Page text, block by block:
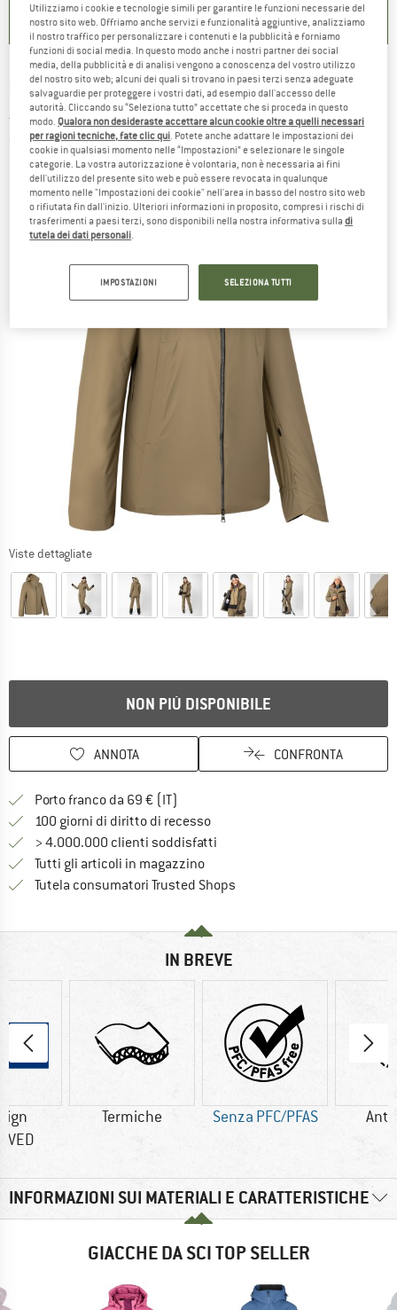
LAMUNT -Women's Tiziana 2L WP Remoca
Jacket - Giacca da sci
(0)
Viste dettagliate
NON PIÙ DISPONIBILE
ANNOTA CONFRONTA
Porto franco da 69 € (IT)
100 giorni di diritto di recessoVai alla politica di recesso qui
> 4.000.000 clienti soddisfatti
Tutti gli articoli in magazzino
Tutela consumatori Trusted Shops
IN BREVE
Termiche Senza PFC/PFAS
INFORMAZIONI SUI MATERIALI E CARATTERISTICHE
GIACCHE DA SCI TOP SELLER
Utilizziamo i cookie e tecnologie simili per garantire le funzioni necessarie del
nostro sito web. Offriamo anche servizi e funzionalità aggiuntive, analizziamo
il nostro traffico per personalizzare i contenuti e la pubblicità e forniamo
funzioni di social media. In questo modo anche i nostri partner dei social
media, della pubblicità e di analisi vengono a conoscenza del vostro utilizzo
del nostro sito web; alcuni dei quali si trovano in paesi terzi senza adeguate
salvaguardie per proteggere i vostri dati, ad esempio dall'accesso delle
autorità. Cliccando su “Seleziona tutto” accettate che si proceda in questo
modo. Qualora non desideraste accettare alcun cookie oltre a quelli necessari
per ragioni tecniche, fate clic qui. Potete anche adattare le impostazioni dei
cookie in qualsiasi momento nelle “Impostazioni” e selezionare le singole
categorie. La vostra autorizzazione è volontaria, non è necessaria ai fini
dell'utilizzo del presente sito web e può essere revocata in qualunque
momento nelle "Impostazioni dei cookie" nell'area in basso del nostro sito web
o rifiutata fin dall'inizio. Ulteriori informazioni in proposito, compresi i rischi di
trasferimenti a paesi terzi, sono disponibili nella nostra informativa sulladi
tutela dei dati personali.
IMPOSTAZIONI SELEZIONA TUTTI